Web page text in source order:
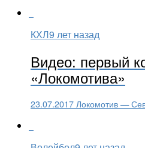
КХЛ9 лет назад
Видео: первый
«Локомотива»
23.07.2017 Локомотив —